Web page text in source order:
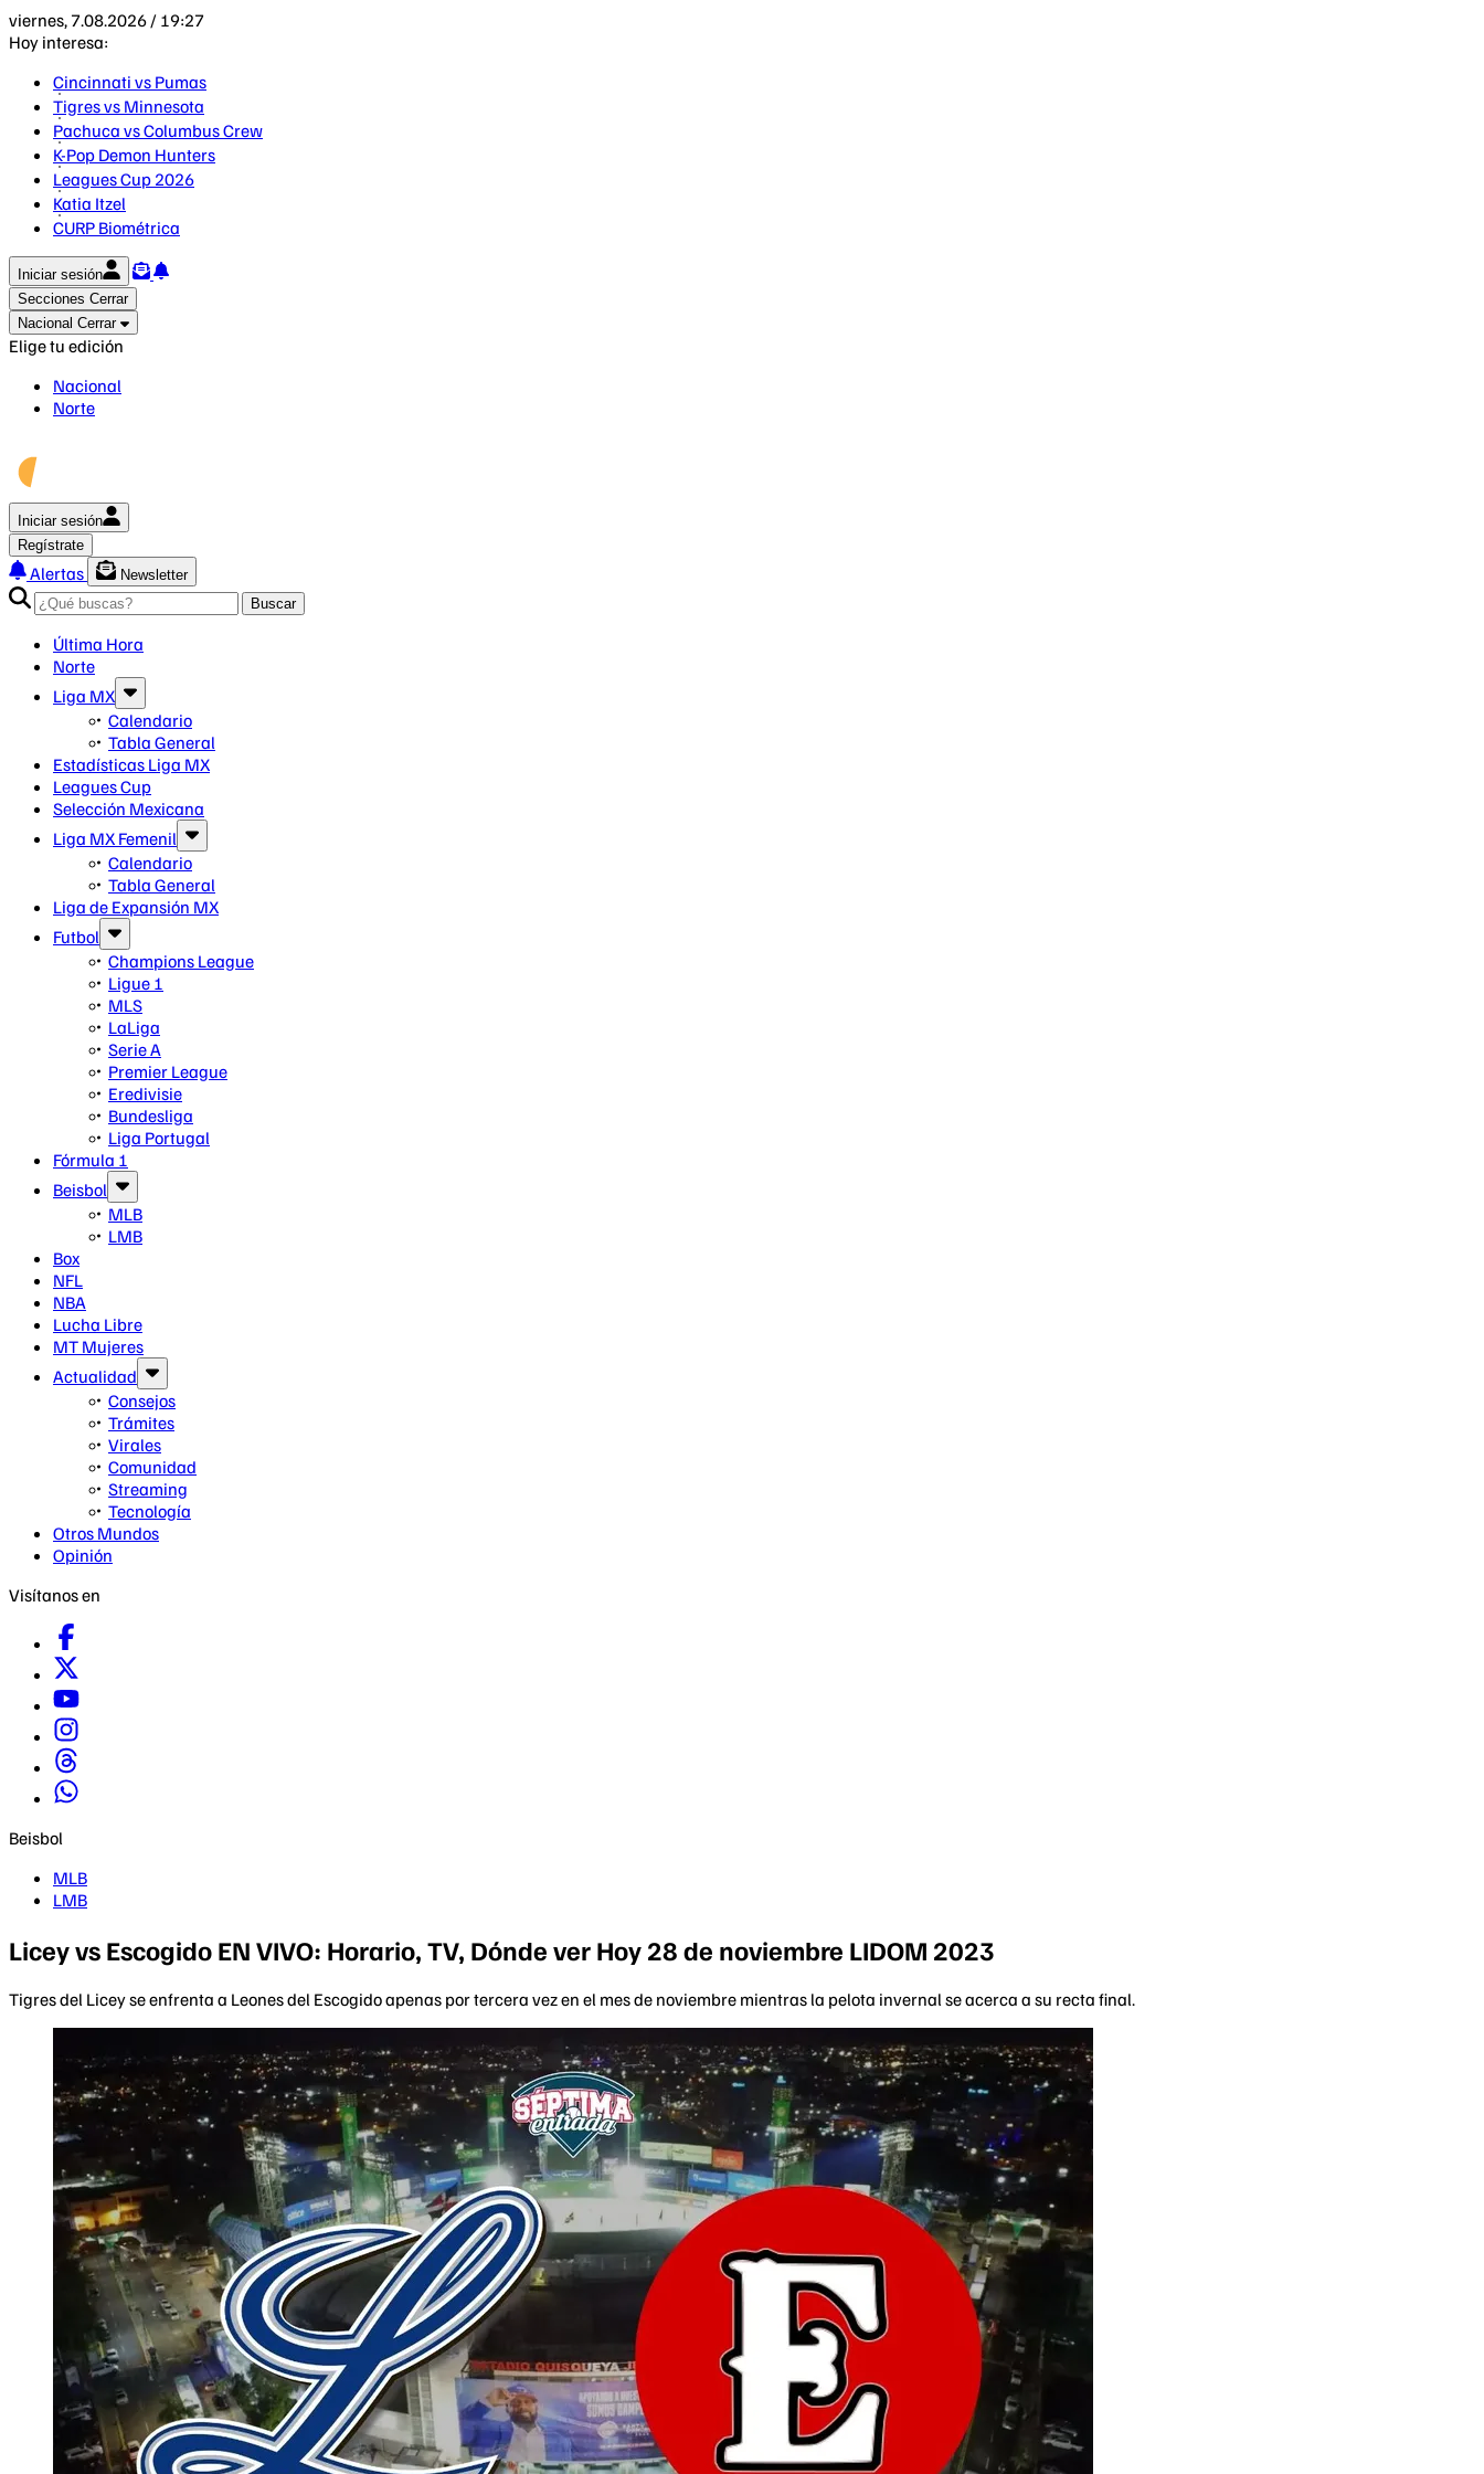
viernes, 7.08.2026 / 19:27
Hoy interesa:
Cincinnati vs Pumas
Tigres vs Minnesota
Pachuca vs Columbus Crew
K-Pop Demon Hunters
Leagues Cup 2026
Katia Itzel
CURP Biométrica
Iniciar sesión
Secciones Cerrar
Nacional Cerrar
Elige tu edición
Nacional
Norte
Iniciar sesión
Regístrate
Alertas
Newsletter
Buscar
Última Hora
Norte
Liga MX
Calendario
Tabla General
Estadísticas Liga MX
Leagues Cup
Selección Mexicana
Liga MX Femenil
Calendario
Tabla General
Liga de Expansión MX
Futbol
Champions League
Ligue 1
MLS
LaLiga
Serie A
Premier League
Eredivisie
Bundesliga
Liga Portugal
Fórmula 1
Beisbol
MLB
LMB
Box
NFL
NBA
Lucha Libre
MT Mujeres
Actualidad
Consejos
Trámites
Virales
Comunidad
Streaming
Tecnología
Otros Mundos
Opinión
Visítanos en
Beisbol
MLB
LMB
Licey vs Escogido EN VIVO: Horario, TV, Dónde ver Hoy 28 de noviembre LIDOM 2023
Tigres del Licey se enfrenta a Leones del Escogido apenas por tercera vez en el mes de noviembre mientras la pelota invernal se acerca a su recta final.